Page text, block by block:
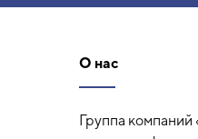
О нас
Группа компаний